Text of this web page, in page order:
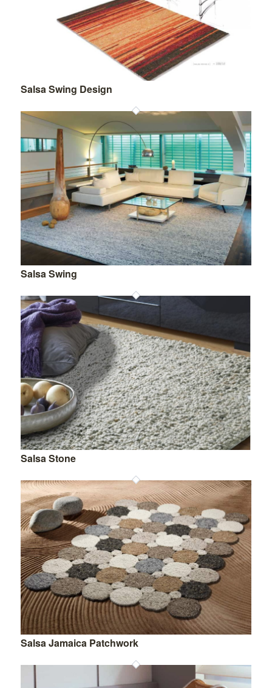
Salsa Swing Design
Salsa Swing
Salsa Stone
Salsa Jamaica Patchwork